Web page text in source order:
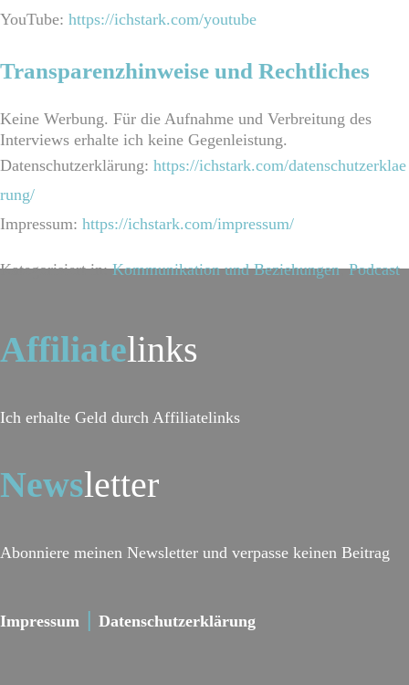
YouTube: https://ichstark.com/youtube
Transparenzhinweise und Rechtliches
Keine Werbung. Für die Aufnahme und Verbreitung des
Interviews erhalte ich keine Gegenleistung.
Datenschutzerklärung: https://ichstark.com/datenschutzerklae
rung/
Impressum: https://ichstark.com/impressum/
Kategorisiert in:Kommunikation und Beziehungen,Podcast
Affiliatelinks
Ich erhalte Geld durch Affiliatelinks
Newsletter
Abonniere meinen Newsletter und verpasse keinen Beitrag
Impressum Datenschutzerklärung